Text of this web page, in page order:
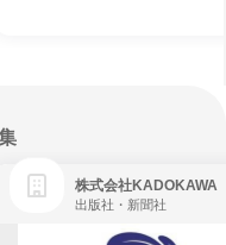
株式会社KADOKAWA
出版社・新聞社